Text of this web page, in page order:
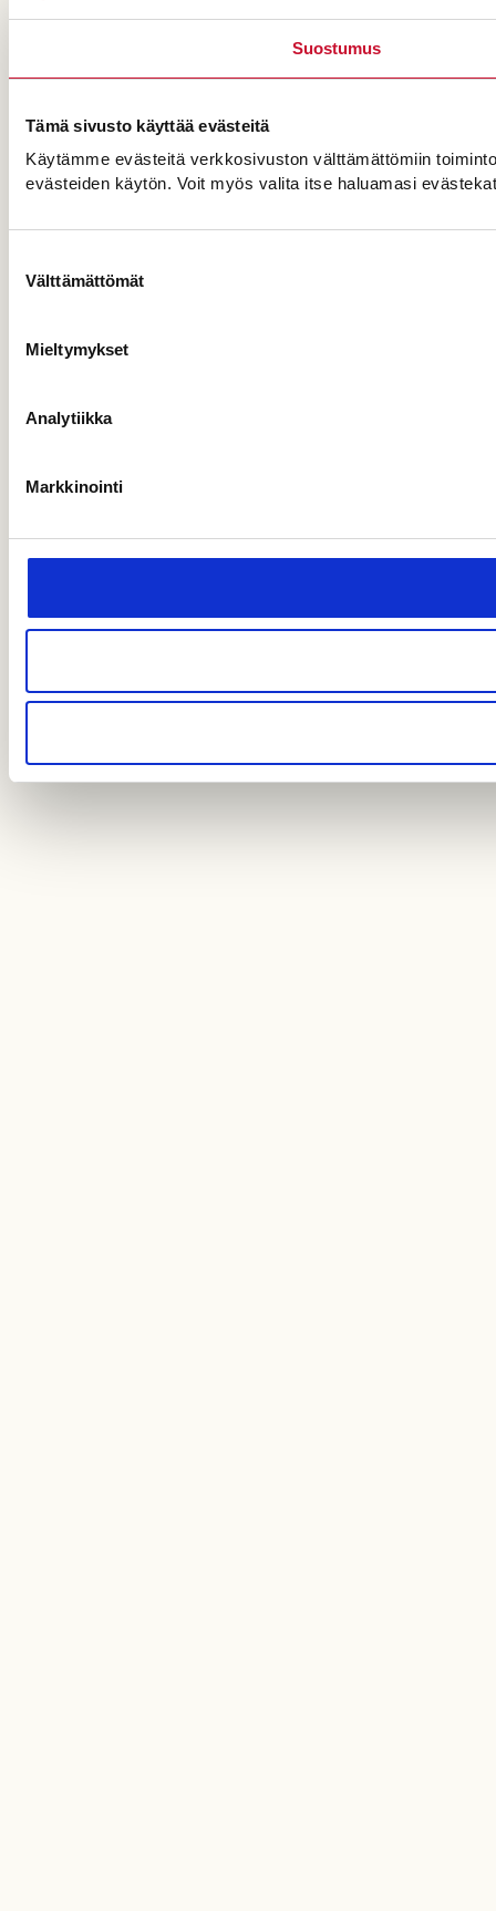
Suostumus
Tämä sivusto käyttää evästeitä
Käytämme evästeitä verkkosivuston välttämättömiin
evästeiden käytön. Voit myös valita itse haluamasi
valinta
Välttämättömät
Mieltymykset
Analytiikka
Markkinointi